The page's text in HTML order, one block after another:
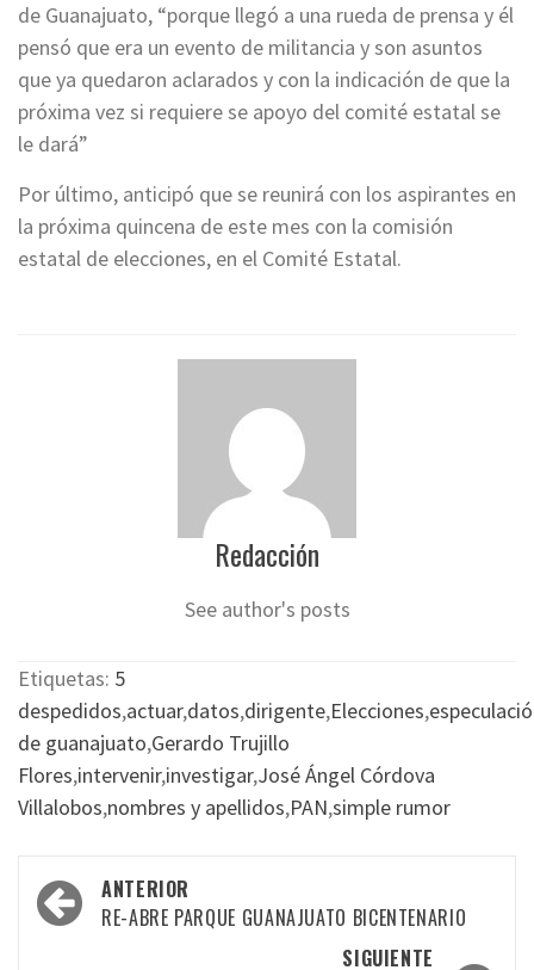
de Guanajuato, “porque llegó a una rueda de prensa y él
pensó que era un evento de militancia y son asuntos
que ya quedaron aclarados y con la indicación de que la
próxima vez si requiere se apoyo del comité estatal se
le dará”
Por último, anticipó que se reunirá con los aspirantes en
la próxima quincena de este mes con la comisión
estatal de elecciones, en el Comité Estatal.
Redacción
See author's posts
Etiquetas: 5
despedidos,actuar,datos,dirigente,Elecciones,
de guanajuato,Gerardo Trujillo
Flores,intervenir,investigar,José Ángel Córdova
Villalobos,nombres y apellidos,PAN,simple rumor
Navegación
por
ANTERIOR
RE-ABRE PARQUE GUANAJUATO BICENTENARIO
SIGUIENTE